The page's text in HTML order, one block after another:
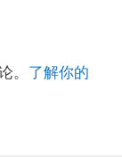
。 了解你的